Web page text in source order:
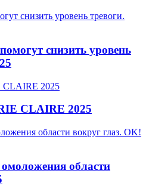
снизить уровень
CLAIRE 2025
области